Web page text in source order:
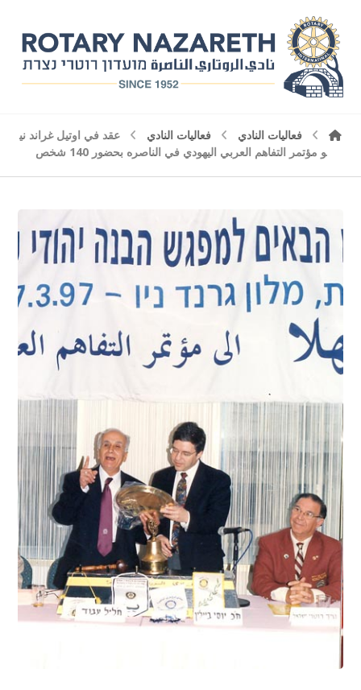
فعاليات النادي فعاليات النادي
عقد في اوتيل غراند ني
و مؤتمر التفاهم العربي اليهودي في الناصره بحضور 140 شخص